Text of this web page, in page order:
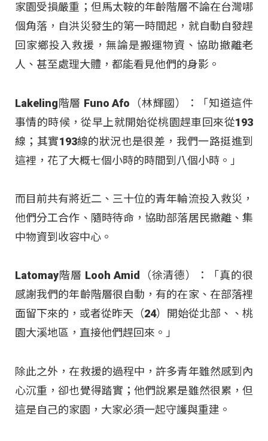
家園受損嚴重；但馬太鞍的年齡階層不論在台灣哪
個角落，自洪災發生的第一時間起，就自動自發趕
回家鄉投入救援，無論是搬運物資、協助撤離老
人、甚至處理大體，都能看見他們的身影。
Lakeling階層 Funo Afo（林輝國）：「知道這件
事情的時候，從早上就開始從桃園趕車回來從193
線；其實193線的狀況也是很差，我們一路挺進到
這裡，花了大概七個小時的時間到八個小時。」
而目前共有將近二、三十位的青年輪流投入救災，
他們分工合作、隨時待命，協助部落居民撤離、集
中物資到收容中心。
Latomay階層 Looh Amid（徐清德）：「真的很
感謝我們的年齡階層很自動，有的在家、在部落裡
面留下來的，或者從昨天（24）開始從北部、、桃
園大溪地區，直接他們趕回來。」
除此之外，在救援的過程中，許多青年雖然感到內
心沉重，卻也覺得踏實；他們說累是雖然很累，但
這是自己的家園，大家必須一起守護與重建。